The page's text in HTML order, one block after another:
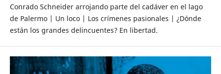
Conrado Schneider arrojando parte del cadáver en el lago
de Palermo | Un loco | Los crímenes pasionales | ¿Dónde
están los grandes delincuentes? En libertad.